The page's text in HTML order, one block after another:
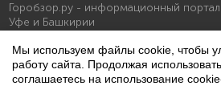
Горобзор.ру - информационный
Уфе и Башкирии
Мы используем файлы cookie, чтобы
работу сайта. Продолжая
соглашаетесь на использование